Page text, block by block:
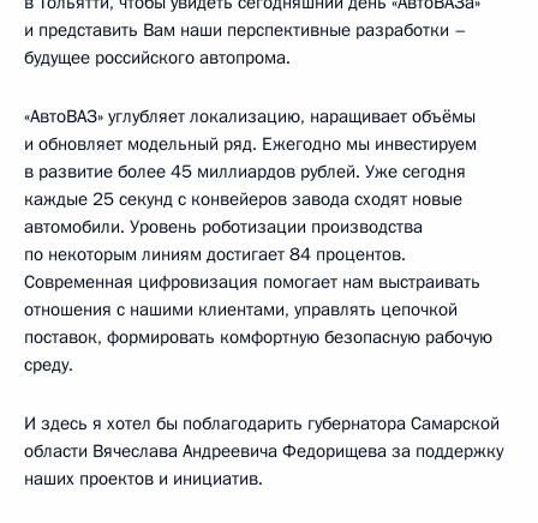
и представить Вам наши перспективные разработки –
будущее российского автопрома.
«АвтоВАЗ» углубляет локализацию, наращивает объёмы
и обновляет модельный ряд. Ежегодно мы инвестируем
в развитие более 45 миллиардов рублей. Уже сегодня
каждые 25 секунд с конвейеров завода сходят новые
автомобили. Уровень роботизации производства
по некоторым линиям достигает 84 процентов.
Современная цифровизация помогает нам выстраивать
отношения с нашими клиентами, управлять цепочкой
поставок, формировать комфортную безопасную рабочую
среду.
И здесь я хотел бы поблагодарить губернатора Самарской
области Вячеслава Андреевича Федорищева за поддержку
наших проектов и инициатив.